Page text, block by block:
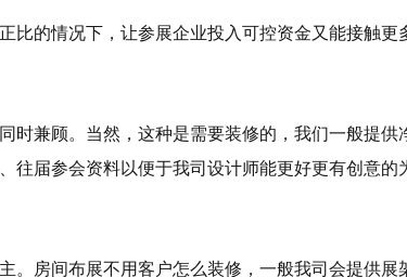
比的情况下，让参展企业投入可控资金又能接触更
时兼顾。当然，这种是需要装修的，我们一般提供
往届参会资料以便于我司设计师能更好更有创意的
。房间布展不用客户怎么装修，一般我司会提供展